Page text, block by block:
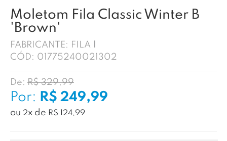
Moletom Fila Classic Winter B
'Brown'
FABRICANTE: FILA
CÓD: 01775240021302
De: R$ 329,99
Por: R$ 249,99
ou 2x de R$ 124,99